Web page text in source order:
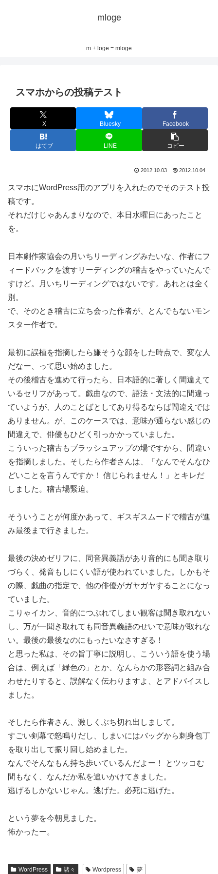
mloge
m + loge = mloge
スマホからの投稿テスト
X Bluesky Facebook
はてブ LINE コピー
2012.10.03 2012.10.04
スマホにWordPress用のアプリを入れたのでそのテスト投
稿です。
それだけじゃあんまりなので、本日水曜日にあったこと
を。
日本劇作家協会の月いちリーディングみたいな、作者にフ
ィードバックを渡すリーディングの稽古をやっていたんで
すけど。月いちリーディングではないです。あれとは全く
別。
で、そのとき稽古に立ち会った作者が、とんでもないモン
スター作者で。
最初に誤植を指摘したら嫌そうな顔をした時点で、変な人
だなー、って思い始めました。
その後稽古を進めて行ったら、日本語的に著しく間違えて
いるセリフがあって。戯曲なので、語法・文法的に間違っ
ていようが、人のことばとしてあり得るならば間違えでは
ありません。が、このケースでは、意味が通らない感じの
間違えで、俳優もひどく引っかかっていました。
こういった稽古もブラッシュアップの場ですから、間違い
を指摘しました。そしたら作者さんは、「なんでそんなひ
どいことを言うんですか！ 信じられません！」とキレだ
しました。稽古場緊迫。
そういうことが何度かあって、ギスギスムードで稽古が進
み最後まで行きました。
最後の決めゼリフに、同音異義語があり音的にも聞き取り
づらく、発音もしにくい語が使われていました。しかもそ
の際、戯曲の指定で、他の俳優がガヤガヤすることになっ
ていました。
こりゃイカン、音的につぶれてしまい観客は聞き取れない
し、万が一聞き取れても同音異義語のせいで意味が取れな
い。最後の最後なのにもったいなさすぎる！
と思った私は、その旨丁寧に説明し、こういう語を使う場
合は、例えば「緑色の」とか、なんらかの形容詞と組み合
わせたりすると、誤解なく伝わりますよ、とアドバイスし
ました。
そしたら作者さん、激しくぶち切れ出しまして。
すごい剣幕で怒鳴りだし、しまいにはバッグから刺身包丁
を取り出して振り回し始めました。
なんでそんなもん持ち歩いているんだよー！ とツッコむ
間もなく、なんだか私を追いかけてきました。
逃げるしかないじゃん。逃げた。必死に逃げた。
という夢を今朝見ました。
怖かったー。
WordPress 諸々 Wordpress 夢